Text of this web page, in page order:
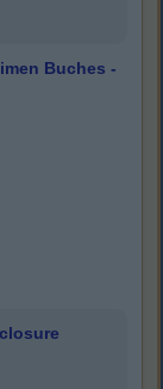
Buches -